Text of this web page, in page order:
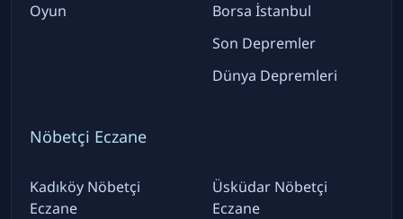
Oyun
Borsa İstanbul
Son Depremler
Dünya Depremleri
Nöbetçi Eczane
Kadıköy Nöbetçi
Eczane
Üsküdar Nöbetçi
Eczane